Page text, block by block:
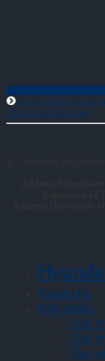
Chính sách bảo hành
Chính sách bảo mật
Trang chủ
Giới thiệu
Giới
Giới
Tầm